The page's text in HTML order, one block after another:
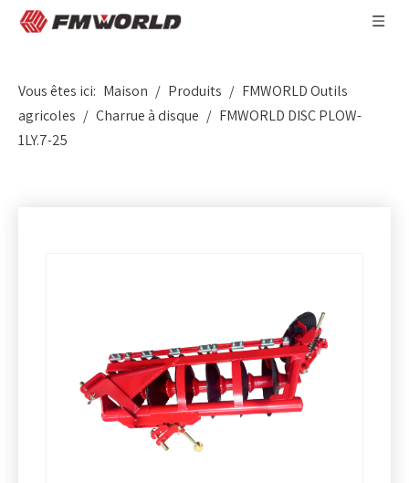
Vous êtes ici: Maison / Produits / FMWORLD Outils
agricoles / Charrue à disque / FMWORLD DISC PLOW-
1LY.7-25